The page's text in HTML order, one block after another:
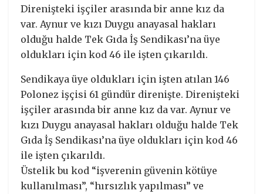
Direnişteki işçiler arasında bir anne kız da
var. Aynur ve kızı Duygu anayasal hakları
olduğu halde Tek Gıda İş Sendikası’na üye
oldukları için kod 46 ile işten çıkarıldı.
Sendikaya üye oldukları için işten atılan 146
Polonez işçisi 61 gündür direnişte. Direnişteki
işçiler arasında bir anne kız da var. Aynur ve
kızı Duygu anayasal hakları olduğu halde Tek
Gıda İş Sendikası’na üye oldukları için kod 46
ile işten çıkarıldı.
Üstelik bu kod “işverenin güvenin kötüye
kullanılması”, “hırsızlık yapılması” ve